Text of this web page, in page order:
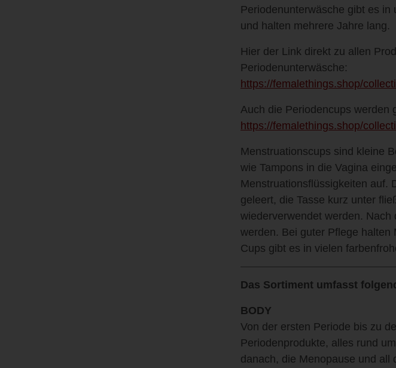
Periodenunterwäsche gibt es
und halten mehrere Jahre lang.
Hier der Link direkt zu allen
Periodenunterwäsche:
https://femalethings.shop/
Auch die Periodencups werden
https://femalethings.shop/
Menstruationscups sind kleine
wie Tampons in die Vagina
Menstruationsflüssigkeiten auf.
geleert, die Tasse kurz unter
wiederverwendet werden.
werden. Bei guter Pflege halten
Cups gibt es in vielen
Das Sortiment umfasst
BODY
Von der ersten Periode bis zu
Periodenprodukte, alles rund
danach, die Menopause und all